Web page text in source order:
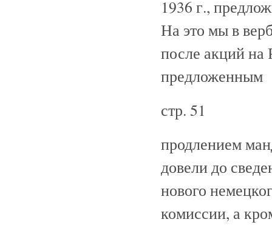
1936 г.,
На это мы в
после акций на
предложенным
стр. 51
продлением
довели до
нового
комиссии, а